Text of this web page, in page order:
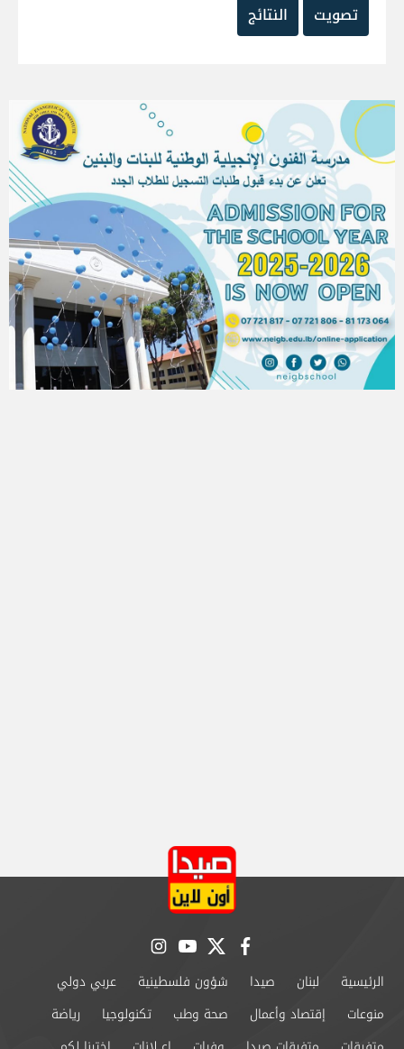
تصويت
النتائج
facebook
twitter
youtube
instagram
الرئيسية لبنان صيدا شؤون فلسطينية
عربي دولي
منوعات
إقتصاد وأعمال صحة وطب تكنولوجيا
رياضة